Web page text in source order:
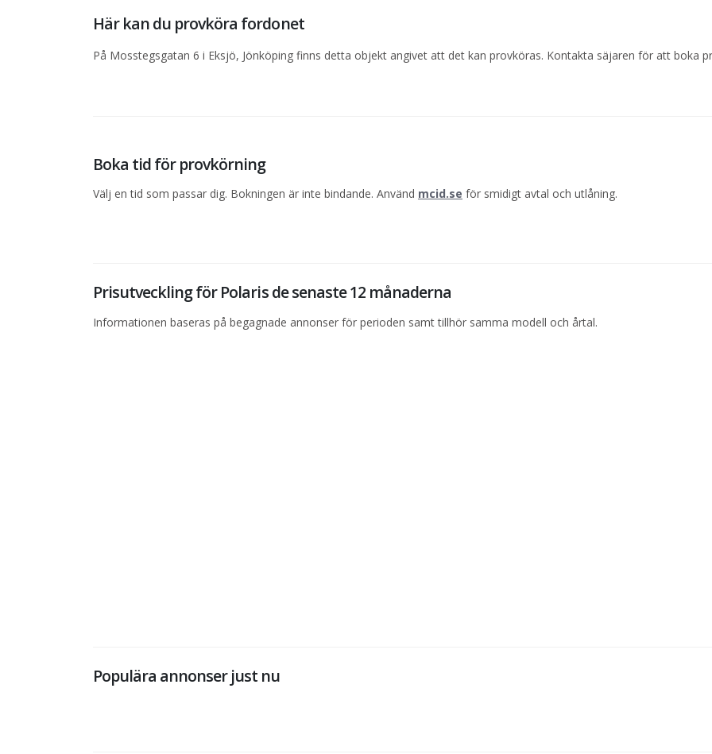
Här kan du provköra fordonet
På Mosstegsgatan 6 i Eksjö, Jönköping finns detta objekt angivet att det kan provköras. Kontakta säjaren för att boka
Boka tid för provkörning
Välj en tid som passar dig. Bokningen är inte bindande. Använd mcid.se för smidigt avtal och utlåning.
Prisutveckling för Polaris de senaste 12 månaderna
Informationen baseras på begagnade annonser för perioden samt tillhör samma modell och årtal.
Populära annonser just nu